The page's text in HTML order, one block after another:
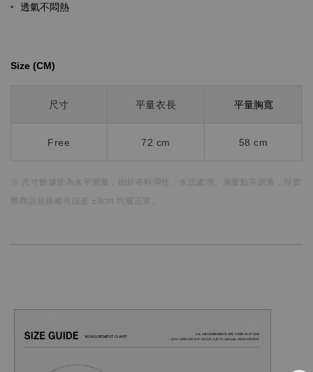
• 透氣不悶熱
Size (CM)⁡⁡
尺寸 平量衣長 平量胸寬
Free 72 cm 58 cm
※ 尺寸數據皆為水平測量， 由於布料彈性、水洗處理、測量點等因素，
際商品規格略有誤差 ±3cm 均屬正常。